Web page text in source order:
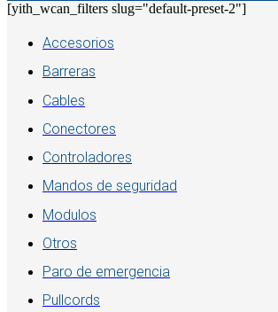
[yith_wcan_filters slug="default-preset-2"]
Accesorios
Barreras
Cables
Conectores
Controladores
Mandos de seguridad
Modulos
Otros
Paro de emergencia
Pullcords